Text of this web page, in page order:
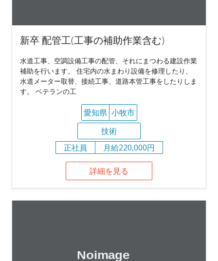
新卒 配管工(工事の補助作業含む)
水道工事、空調設備工事の配管、それにまつわる建設作業
補助を行います。 住宅内の水まわり設備を修理したり、
水道メーター取替、接続工事、道路本管工事をしたりしま
す。 ベテランの工
愛知県 小牧市
技術
正社員
月給220,000円
詳細を見る